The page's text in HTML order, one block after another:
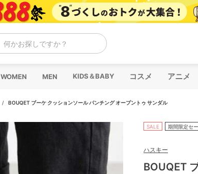
何かお探しですか？
WOMEN MEN KIDS＆BABY コスメ アニメ
/ BOUQET ブーケ クッションソール パンチング オープントゥ サンダル
SALE 期間限定セ
ハスキー
BOUQET